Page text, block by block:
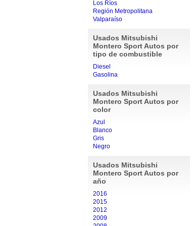
Los Ríos
Región Metropolitana
Valparaíso
Usados Mitsubishi
Montero Sport Autos por
tipo de combustible
Diesel
Gasolina
Usados Mitsubishi
Montero Sport Autos por
color
Azul
Blanco
Gris
Negro
Usados Mitsubishi
Montero Sport Autos por
año
2016
2015
2012
2009